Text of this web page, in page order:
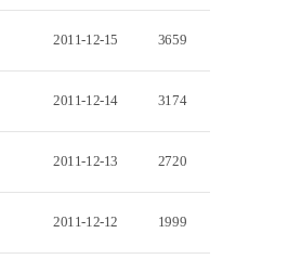
2011-12-15 3659
2011-12-14 3174
2011-12-13 2720
2011-12-12 1999